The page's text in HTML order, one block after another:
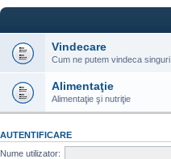
Vindecare
Cum ne putem vindeca singuri
Alimentaţie
Alimentaţie şi nutriţie
AUTENTIFICARE
Nume utilizator: